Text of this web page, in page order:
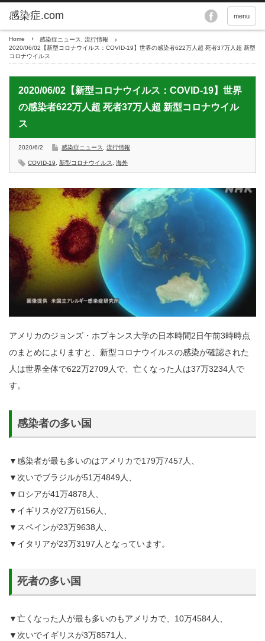
menu
Home 感染症ニュース
流行情報
2020/06/02【新型コロナウイルス：COVID-19】世界の感染者622万人超 死者37万人超 新型
コロナウイルス
2020/06/02【新型コロナウイルス：COVID-19】世界
の感染者622万人超 死者37万人超 新型コロナウイル
ス
2020/6/2 感染症ニュース 流行情報
COVID-19 新型コロナウイルス 海外
アメリカのジョンズ・ホプキンス大学の日本時間2日午前3時時点
のまとめによりますと、新型コロナウイルスの感染が確認された
人は世界全体で622万2709人で、亡くなった人は37万3234人で
す。
感染者の多い国
▼感染者が最も多いのはアメリカで179万7457人、
▼次いでブラジルが51万4849人、
▼ロシアが41万4878人、
▼イギリスが27万6156人、
▼スペインが23万9638人、
▼イタリアが23万3197人となっています。
死者の多い国
▼亡くなった人が最も多いのもアメリカで、10万4584人、
▼次いでイギリスが3万8571人、